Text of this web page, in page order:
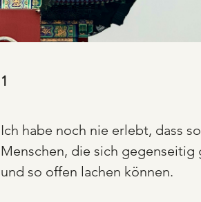
1
Ich habe noch nie erlebt, dass
Menschen, die sich
und so offen lachen können.